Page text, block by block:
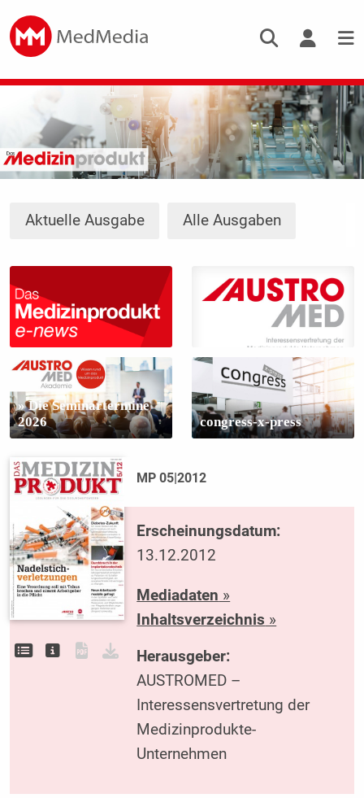
Aktuelle Ausgabe Alle Ausgaben
» Die Seminartermine
2026
congress-x-press
MP 05|2012
Erscheinungsdatum:
13.12.2012
Mediadaten »
Inhaltsverzeichnis »
Herausgeber:
AUSTROMED –
Interessensvertretung der
Medizinprodukte-
Unternehmen